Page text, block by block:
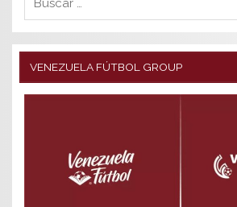
VENEZUELA FÚTBOL GROUP